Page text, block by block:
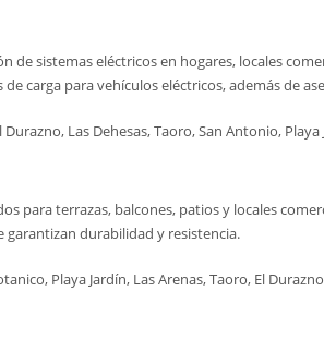
sistemas eléctricos en hogares, locales
carga para vehículos eléctricos, además de
Las Dehesas, Taoro, San Antonio,
terrazas, balcones, patios y locales
durabilidad y resistencia.
Playa Jardín, Las Arenas, Taoro, El